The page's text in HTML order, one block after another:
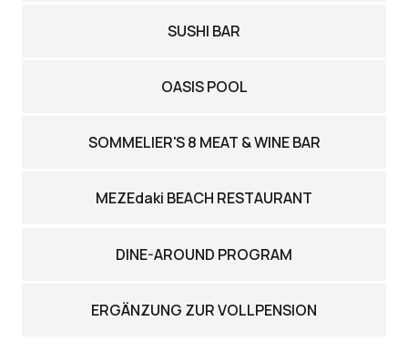
SUSHI BAR
OASIS POOL
SOMMELIER'S 8 MEAT & WINE BAR
MEZEdaki BEACH RESTAURANT
DINE-AROUND PROGRAM
ERGÄNZUNG ZUR VOLLPENSION